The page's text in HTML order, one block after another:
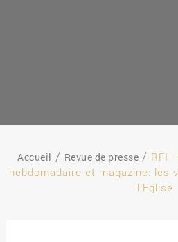
Accueil Revue de presse
RFI
hebdomadaire et magazine: les
l’Eglise